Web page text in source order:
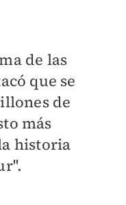
de las
que se
de
más
historia